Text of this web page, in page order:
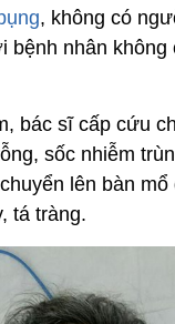
, không có
bệnh nhân không
bác sĩ cấp cứu
sốc nhiễm
lên bàn
tá tràng.